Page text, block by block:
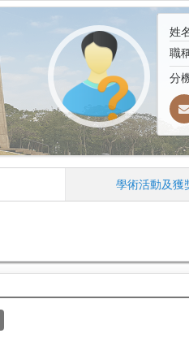
姓
職
分
學術活動及獲